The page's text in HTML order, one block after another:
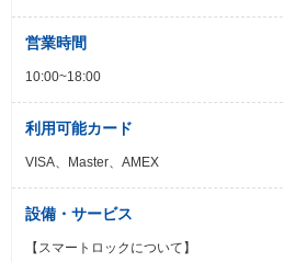
営業時間
10:00~18:00
利用可能カード
VISA、Master、AMEX
設備・サービス
【スマートロックについて】